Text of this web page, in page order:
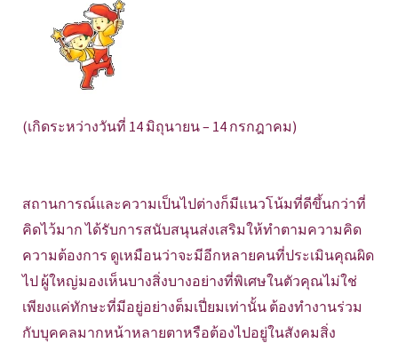
(เกิดระหว่างวันที่ 14 มิถุนายน – 14 กรกฎาคม)
สถานการณ์และความเป็นไปต่างก็มีแนวโน้มที่ดีขึ้นกว่าที่
คิดไว้มาก ได้รับการสนับสนุนส่งเสริมให้ทำตามความคิด
ความต้องการ ดูเหมือนว่าจะมีอีกหลายคนที่ประเมินคุณผิด
ไป ผู้ใหญ่มองเห็นบางสิ่งบางอย่างที่พิเศษในตัวคุณไม่ใช่
เพียงแค่ทักษะที่มีอยู่อย่างต็มเปี่ยมเท่านั้น ต้องทำงานร่วม
กับบุคคลมากหน้าหลายตาหรือต้องไปอยู่ในสังคมสิ่ง